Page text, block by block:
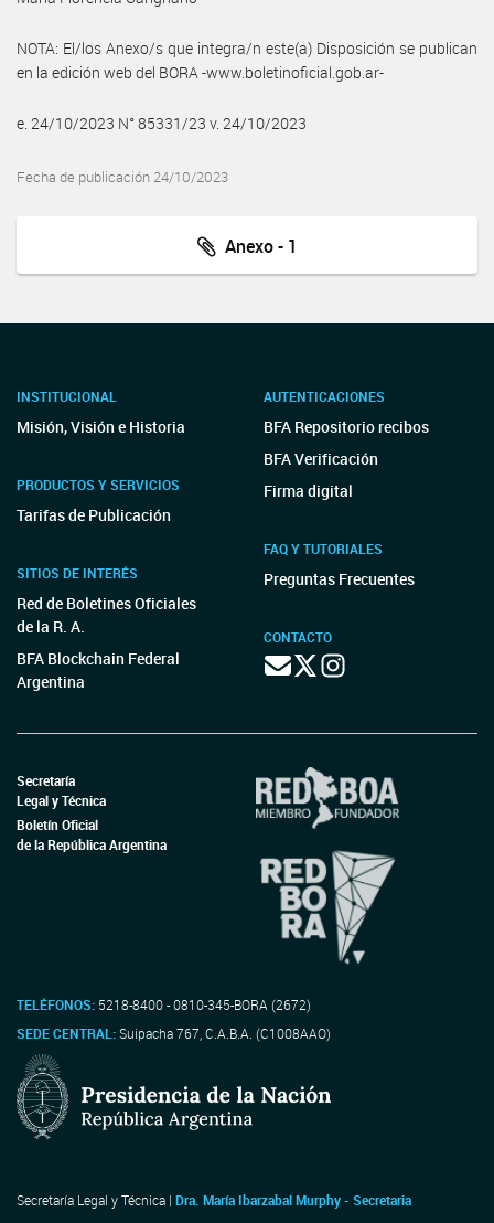
NOTA: El/los Anexo/s que integra/n este(a) Disposición se publican
en la edición web del BORA -www.boletinoficial.gob.ar-
e. 24/10/2023 N° 85331/23 v. 24/10/2023
Fecha de publicación 24/10/2023
Anexo - 1
INSTITUCIONAL
Misión, Visión e Historia
PRODUCTOS Y SERVICIOS
Tarifas de Publicación
SITIOS DE INTERÉS
Red de Boletines Oficiales
de la R. A.
BFA Blockchain Federal
Argentina
AUTENTICACIONES
BFA Repositorio recibos
BFA Verificación
Firma digital
FAQ Y TUTORIALES
Preguntas Frecuentes
CONTACTO
Secretaría
Legal y Técnica
Boletín Oficial
de la República Argentina
TELÉFONOS: 5218-8400 - 0810-345-BORA (2672)
SEDE CENTRAL:Suipacha 767, C.A.B.A. (C1008AAO)
Secretaría Legal y Técnica | Dra. María Ibarzabal Murphy - Secretaria